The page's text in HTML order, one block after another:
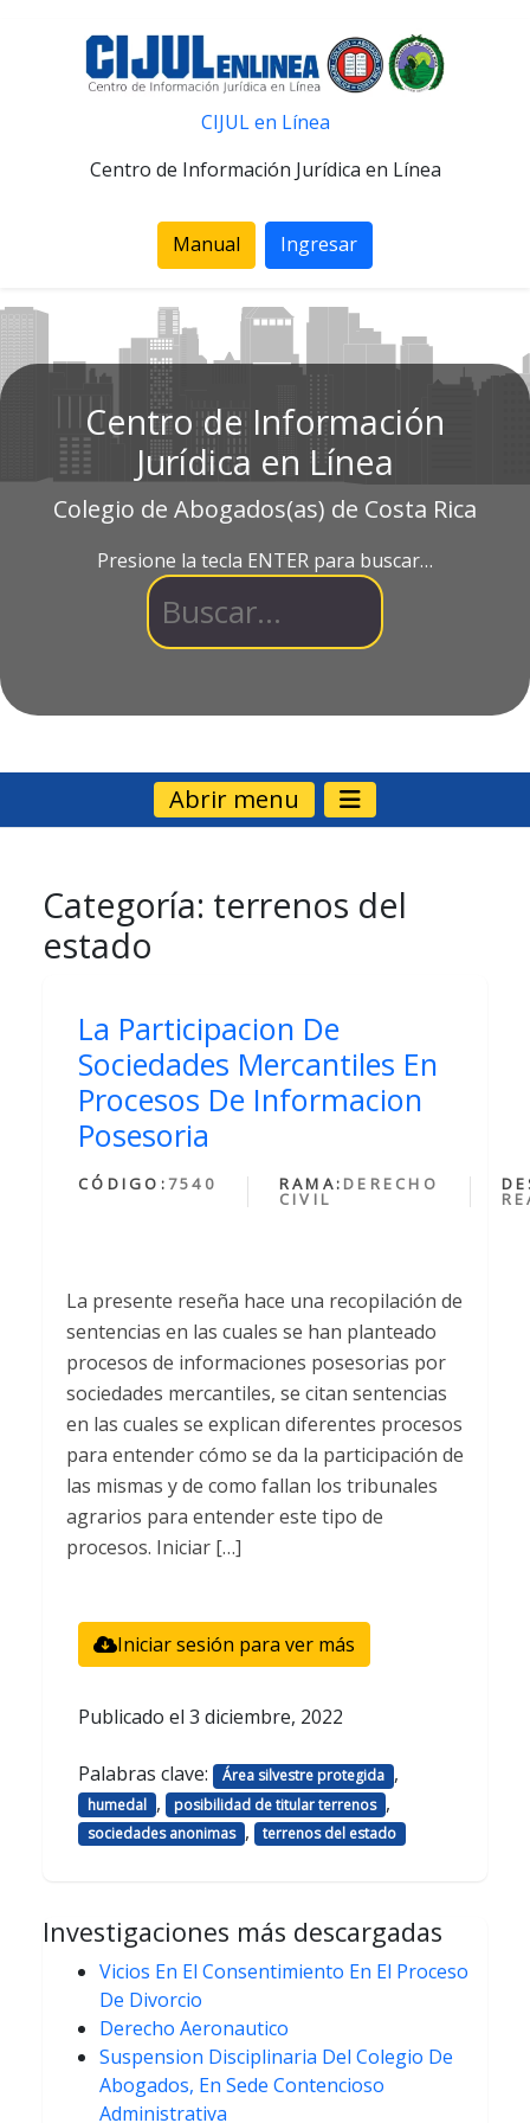
CIJUL en Línea
Centro de Información Jurídica en Línea
Manual Ingresar
Centro de Información
Jurídica en Línea
Colegio de Abogados(as) de Costa Rica
Presione la tecla ENTER para buscar…
Abrir menu
Categoría: terrenos del
estado
La Participacion De
Sociedades Mercantiles En
Procesos De Informacion
Posesoria
CÓDIGO: 7540 RAMA: DERECHO
CIVIL
La presente reseña hace una recopilación de
sentencias en las cuales se han planteado
procesos de informaciones posesorias por
sociedades mercantiles, se citan sentencias
en las cuales se explican diferentes procesos
para entender cómo se da la participación de
las mismas y de como fallan los tribunales
agrarios para entender este tipo de
procesos. Iniciar […]
Iniciar sesión para ver más
Publicado el 3 diciembre, 2022
Palabras clave: Área silvestre protegida ,
humedal , posibilidad de titular terrenos ,
sociedades anonimas , terrenos del estado
Investigaciones más descargadas
Vicios En El Consentimiento En El Proceso
De Divorcio
Derecho Aeronautico
Suspension Disciplinaria Del Colegio De
Abogados, En Sede Contencioso
Administrativa